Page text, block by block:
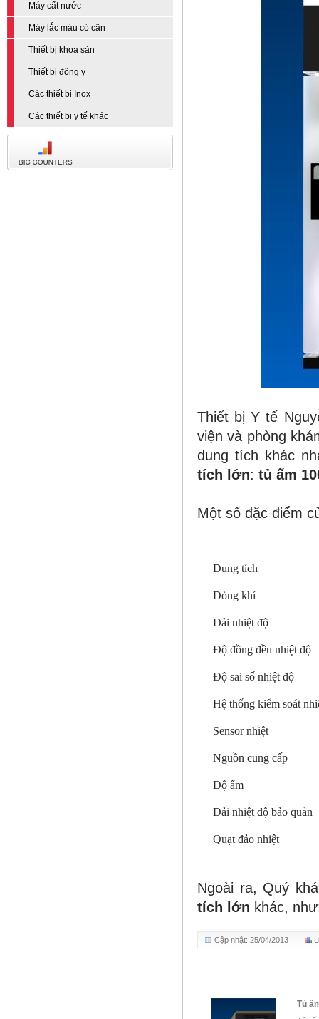
Máy cất nước
Máy lắc máu có cân
Thiết bị khoa sản
Thiết bị đông y
Các thiết bị Inox
Các thiết bị y tế khác
Thiết bị Y tế
viện và phòng
dung tích khác
tích lớn: tủ ấm
Một số đặc điểm
Dung tích
Dòng khí
Dải nhiệt độ
Độ đồng đều nhiệt độ
Độ sai số nhiệt độ
Hệ thống kiểm soát
Sensor nhiệt
Nguồn cung cấp
Độ ẩm
Dải nhiệt độ bảo quản
Quạt đảo nhiệt
Ngoài ra, Quý
tích lớn khác,
Cập nhật: 25/04/2013